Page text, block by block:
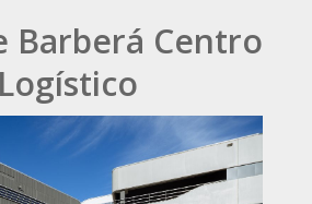
Barberá Centro
Logístico